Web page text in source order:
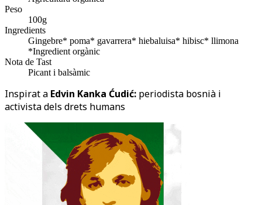
Peso
100g
Ingredients
Gingebre* poma* gavarrera* hiebaluisa* hibisc* llimona
*Ingredient orgànic
Nota de Tast
Picant i balsàmic
Inspirat a Edvin Kanka Ćudić: periodista bosnià i
activista dels drets humans